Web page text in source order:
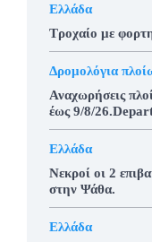
Ελλάδα
Τροχαίο με
Δρομολόγια
Αναχωρήσεις
έως 9/8/
Ελλάδα
Νεκροί οι 2
στην Ψάθα.
Ελλάδα